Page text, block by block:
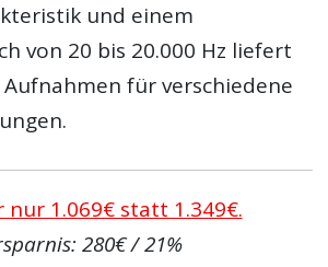
und einem
von 20 bis 20.000 Hz liefert
für verschiedene
nur 1.069€ statt 1.349€.
280€ / 21%